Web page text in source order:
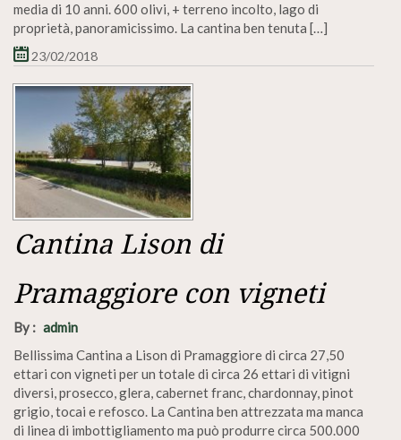
media di 10 anni. 600 olivi, + terreno incolto, lago di
proprietà, panoramicissimo. La cantina ben tenuta […]
23/02/2018
Cantina Lison di
Pramaggiore con vigneti
By : admin
Bellissima Cantina a Lison di Pramaggiore di circa 27,50
ettari con vigneti per un totale di circa 26 ettari di vitigni
diversi, prosecco, glera, cabernet franc, chardonnay, pinot
grigio, tocai e refosco. La Cantina ben attrezzata ma manca
di linea di imbottigliamento ma può produrre circa 500.000